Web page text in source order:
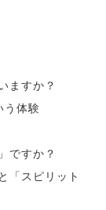
ますか？
う体験
ですか？
「スピリット